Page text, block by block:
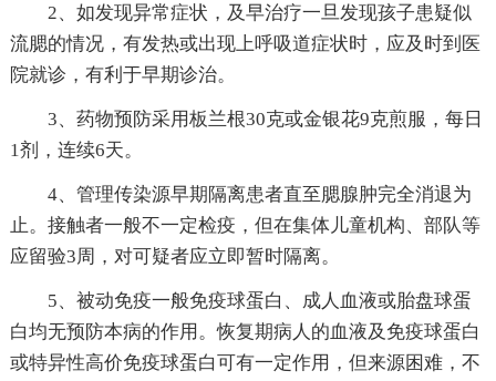
2、如发现异常症状，及早治疗一旦发现孩子患疑似
流腮的情况，有发热或出现上呼吸道症状时，应及时到医
院就诊，有利于早期诊治。
3、药物预防采用板兰根30克或金银花9克煎服，每日
1剂，连续6天。
4、管理传染源早期隔离患者直至腮腺肿完全消退为
止。接触者一般不一定检疫，但在集体儿童机构、部队等
应留验3周，对可疑者应立即暂时隔离。
5、被动免疫一般免疫球蛋白、成人血液或胎盘球蛋
白均无预防本病的作用。恢复期病人的血液及免疫球蛋白
或特异性高价免疫球蛋白可有一定作用，但来源困难，不